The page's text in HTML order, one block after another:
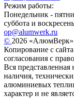
Режим работы:
Понедельник -
суббота и
op@alumwerk.ru
© 2026
Копирование с
согласования с
Вся
наличия,
алюминиевых
характер и не